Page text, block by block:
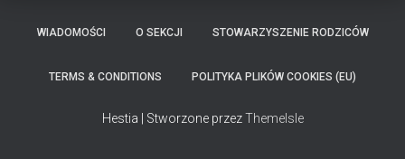
WIADOMOŚCI O SEKCJI STOWARZYSZENIE RODZICÓW
TERMS & CONDITIONS POLITYKA PLIKÓW COOKIES (EU)
Hestia | Stworzone przezThemeIsle